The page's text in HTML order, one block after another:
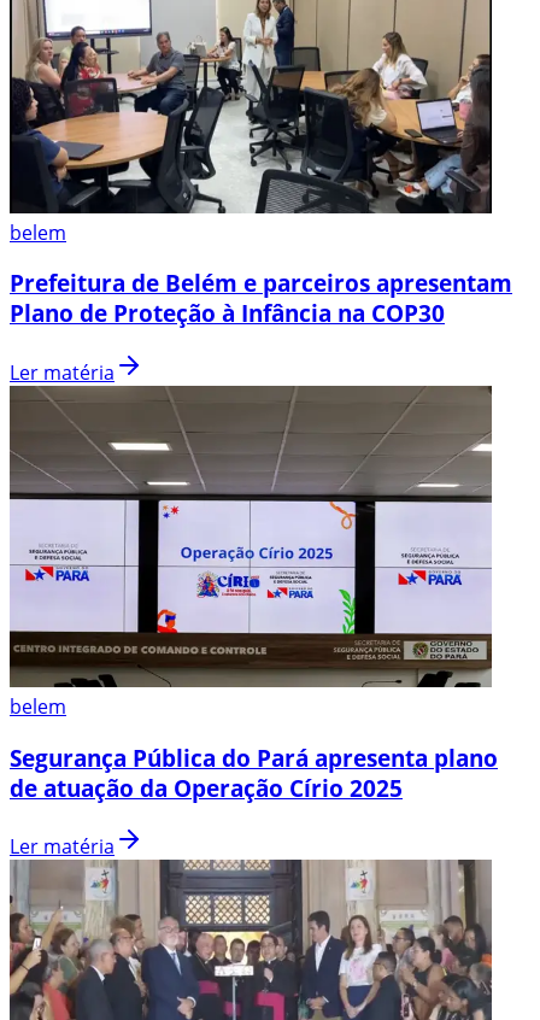
belem
Prefeitura de Belém e parceiros apresentam
Plano de Proteção à Infância na COP30
Ler matéria
belem
Segurança Pública do Pará apresenta plano
de atuação da Operação Círio 2025
Ler matéria